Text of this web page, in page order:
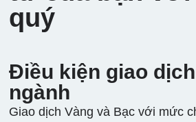
quý
Điều kiện giao
ngành
Giao dịch Vàng và Bạc với mức